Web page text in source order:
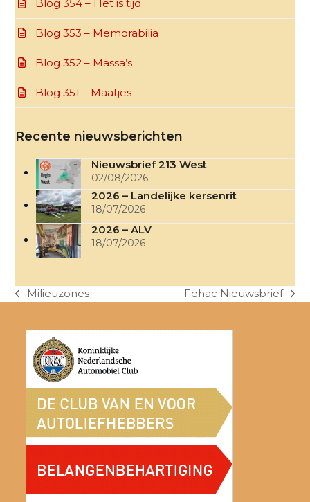
Blog 354 – Het is tijd
Blog 353 – Memorabilia
Blog 352 – Massa’s
Blog 351 – Maatjes
Recente nieuwsberichten
Nieuwsbrief 213 West
02/08/2026
2026 – Landelijke kersenrit
18/07/2026
2026 – ALV
18/07/2026
previous
Milieuzones
next
Fehac Nieuwsbrief